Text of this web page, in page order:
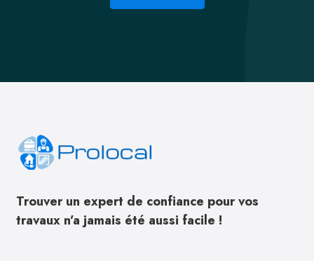
Trouver un expert de confiance pour vos
travaux n’a jamais été aussi facile !